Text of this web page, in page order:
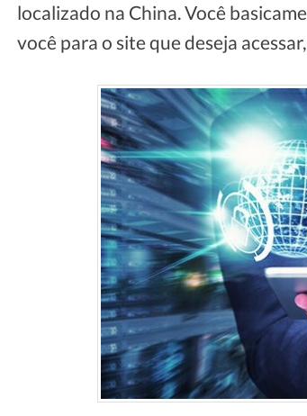
localizado na China. Você
você para o site que deseja